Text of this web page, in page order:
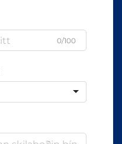
0/100